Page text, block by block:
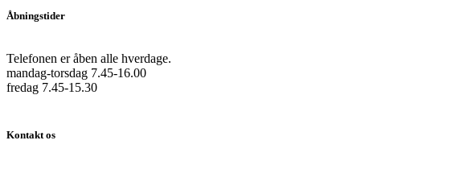
Åbningstider
Telefonen er åben alle hverdage.
mandag-torsdag 7.45-16.00
fredag 7.45-15.30
Kontakt os